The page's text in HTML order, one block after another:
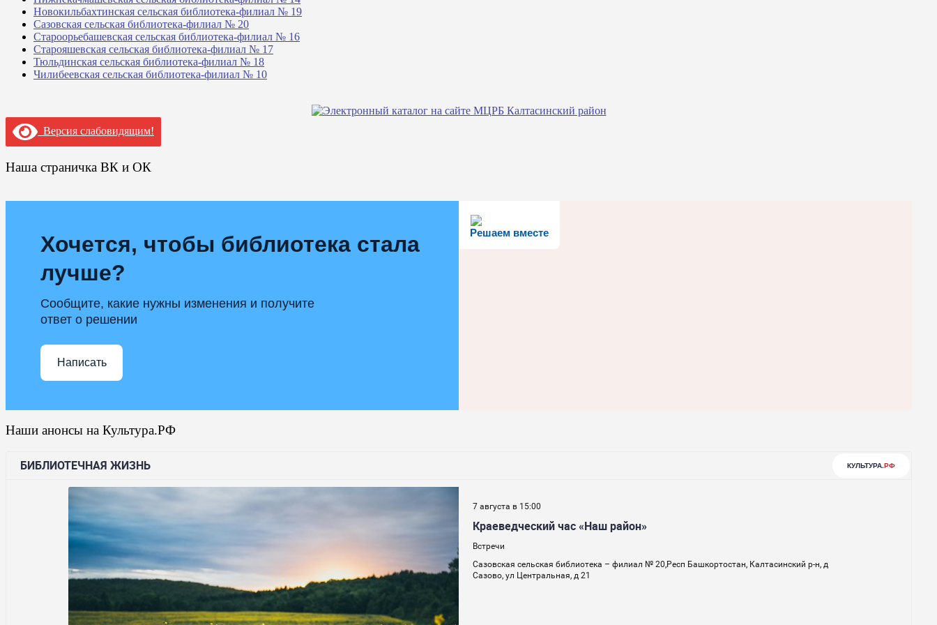
Новокильбахтинская сельская библиотека-филиал № 19
Сазовская сельская библиотека-филиал № 20
Староорьебашевская сельская библиотека-филиал № 16
Старояшевская сельская библиотека-филиал № 17
Тюльдинская сельская библиотека-филиал № 18
Чилибеевская сельская библиотека-филиал № 10
Версия слабовидящим!
Наша страничка ВК и ОК
Решаем вместе
Хочется, чтобы библиотека стала
лучше?
Сообщите, какие нужны изменения и получите
ответ о решении
Написать
Наши анонсы на Культура.РФ